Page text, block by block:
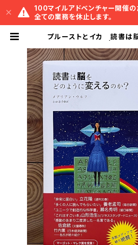
100マイルアドベンチャー開催
全ての業務を休止します。
プルーストとイカ 読書は